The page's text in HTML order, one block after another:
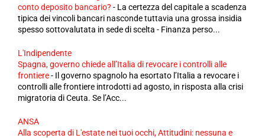
conto deposito bancario? - La certezza del capitale a scadenza
tipica dei vincoli bancari nasconde tuttavia una grossa insidia
spesso sottovalutata in sede di scelta - Finanza perso...
L'Indipendente
Spagna, governo chiede all’Italia di revocare i controlli alle
frontiere- Il governo spagnolo ha esortato l’Italia a revocare i
controlli alle frontiere introdotti ad agosto, in risposta alla crisi
migratoria di Ceuta. Se l’Acc...
ANSA
Alla scoperta di L'estate nei tuoi occhi, Attitudini: nessuna e